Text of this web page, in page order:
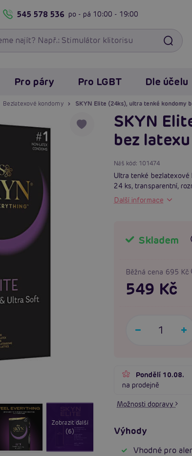
545 578 536 po - pá 10:00 - 19:00
Pro páry Pro LGBT Dle účelu
Bezlatexové kondomy SKYN Elite (24ks), ultra tenké kondomy
Zobrazit další
(6)
SKYN
bez latexu
Náš kód: 101474
Ultra tenké bezlatexové
24 ks, transparentní,
Další informace
Skladem
Běžná cena 695 Kč
549 Kč
Pondělí 10.08.
na prodejně
Možnosti dopravy
Výhody
Vhodné pro